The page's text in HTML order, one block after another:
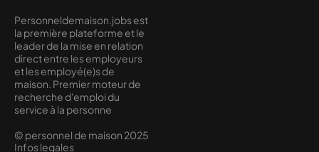
Personneldemaison.jobs est
la première plateforme et le
leader de la mise en relation
direct entre les employeurs
et les employé(e)s de
maison. Premier moteur de
recherche d'emploi du
service à la personne
© personnel de maison 2025
Infos legales